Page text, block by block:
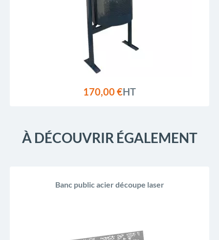
170,00 €HT
À DÉCOUVRIR ÉGALEMENT
Banc public acier découpe laser